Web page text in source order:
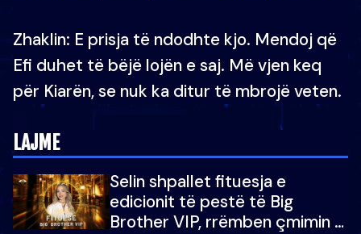
Zhaklin: E prisja të ndodhte kjo. Mendoj që
Efi duhet të bëjë lojën e saj. Më vjen keq
për Kiarën, se nuk ka ditur të mbrojë veten.
LAJME
Selin shpallet fituesja e
edicionit të pestë të Big
Brother VIP, rrëmben çmimin e